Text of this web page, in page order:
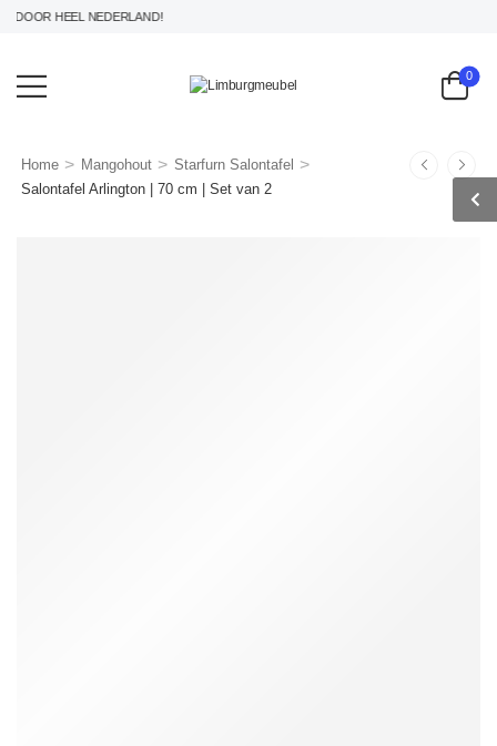
HEEL NEDERLAND!
0
Home > Mangohout > Starfurn Salontafel >
Salontafel Arlington | 70 cm | Set van 2